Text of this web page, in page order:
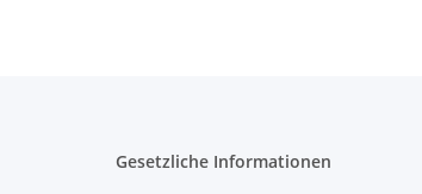
Gesetzliche Informationen